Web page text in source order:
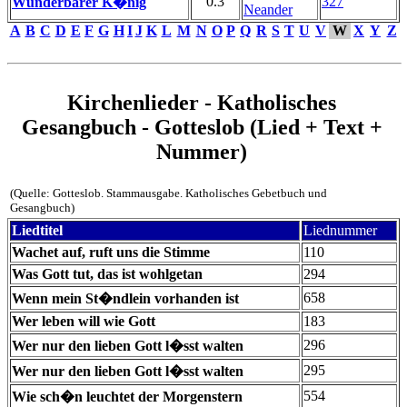
Neander
A B C D E F G H IJ K L M N O P Q R S T U V W X Y Z
Kirchenlieder - Katholisches
Gesangbuch - Gotteslob (Lied + Text +
Nummer)
(Quelle: Gotteslob. Stammausgabe. Katholisches Gebetbuch und
Gesangbuch)
Liedtitel
Liednummer
Wachet auf, ruft uns die Stimme
110
Was Gott tut, das ist wohlgetan
294
Wenn mein St�ndlein vorhanden ist
658
Wer leben will wie Gott
183
Wer nur den lieben Gott l�sst walten
296
Wer nur den lieben Gott l�sst walten
295
Wie sch�n leuchtet der Morgenstern
554